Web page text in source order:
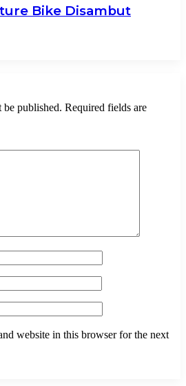
Bike Disambut
published. Required fields are
website in this browser for the next